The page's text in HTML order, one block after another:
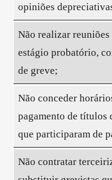
opiniões
Não realizar
estágio probatório,
de greve;
Não conceder
pagamento de títulos
que participaram de
Não contratar